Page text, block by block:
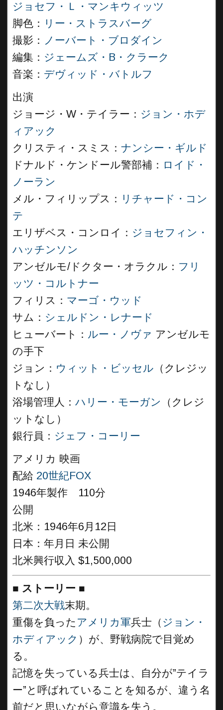
ジョセフ・Ｌ・マンキウィッツ
脚色： リー・ストラスバーグ
撮影： ノーバート・ブロダイン
編集： ジェームズ・B・クラーク
音楽： デヴィッド・バトルフ
出演
ジョージ・W・テイラー： ジョン・ホデ
ィアック
クリスティ・スミス： ナンシー・ギルド
ドナルド・ケンドール警部補： ロイド・
ノーラン
メル・フィリップス： リチャード・コン
テ
エリザベス・コンロイ： ジョセフィン・
ハッチンソン
アンゼルモ/ドクター・オラクル： フリ
ッツ・コルトナー
フィリス： マーゴ・ウッド
サム： シェルドン・レナード
ヒューバート： ルー・ノヴァ アンゼルモ
の手下
ジョン： ウィット・ビッセル （クレジッ
トなし）
浴場管理人： ハリー・モーガン
（クレジ
ットなし）
銀行員： ジェフ・コーリー
アメリカ 映画
配給 20世紀FOX
1946年製作 110分
公開
北米：1946年6月12日
日本：年月日 未公開
北米興行収入 $1,500,000
■ ストーリー ■
第二次大戦末期。
重傷を負った アメリカ軍兵士（ ジョン・
ホディアック ）が、野戦病院で目覚め
る。
記憶を失っている兵士は、自分が”テイラ
ー”と呼ばれていることを知るが、違う名
前だと思いながら意識を失う。